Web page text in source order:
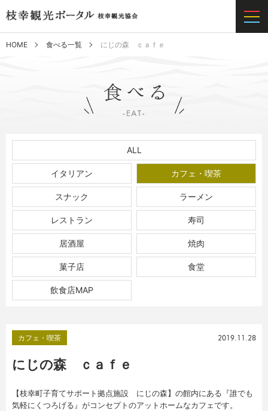
HOME 食べる一覧 にじの森 ｃａｆｅ
ALL
イタリアン カフェ・喫茶
スナック ラーメン
レストラン 寿司
居酒屋 焼肉
菓子店 食堂
飲食店MAP
カフェ・喫茶 2019.11.28
にじの森 ｃａｆｅ
【枝幸町子育てサポート拠点施設 にじの森】の館内にある『誰でも
気軽にくつろげる』がコンセプトのアットホームなカフェです。